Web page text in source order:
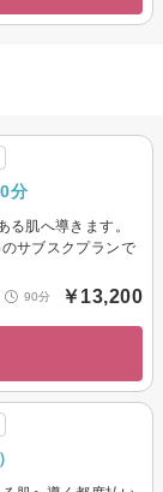
分
肌へ導きます。
サブスクプランで
90分 ￥13,200